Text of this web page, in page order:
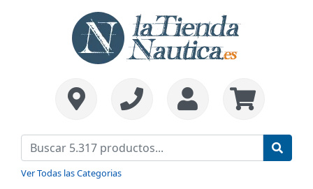
Ver Todas las Categorias